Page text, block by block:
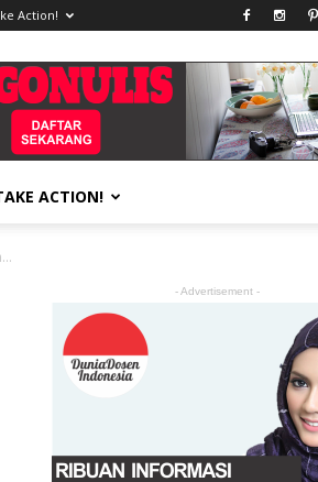
Action!
ACTION!
- Advertisement -